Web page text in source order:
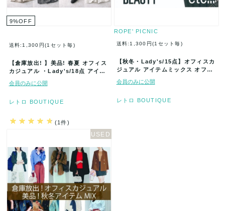
9%OFF
送料:1,300円(1セット毎)
【倉庫放出! 】美品! 春夏 オフィス
カジュアル ・Lady's/18点 アイテ
会員のみに公開
レトロ BOUTIQUE
(1件)
ROPE' PICNIC
送料:1,300円(1セット毎)
【秋冬・Lady's/15点】オフィスカ
ジュアル アイテムミックス オフィ
会員のみに公開
レトロ BOUTIQUE